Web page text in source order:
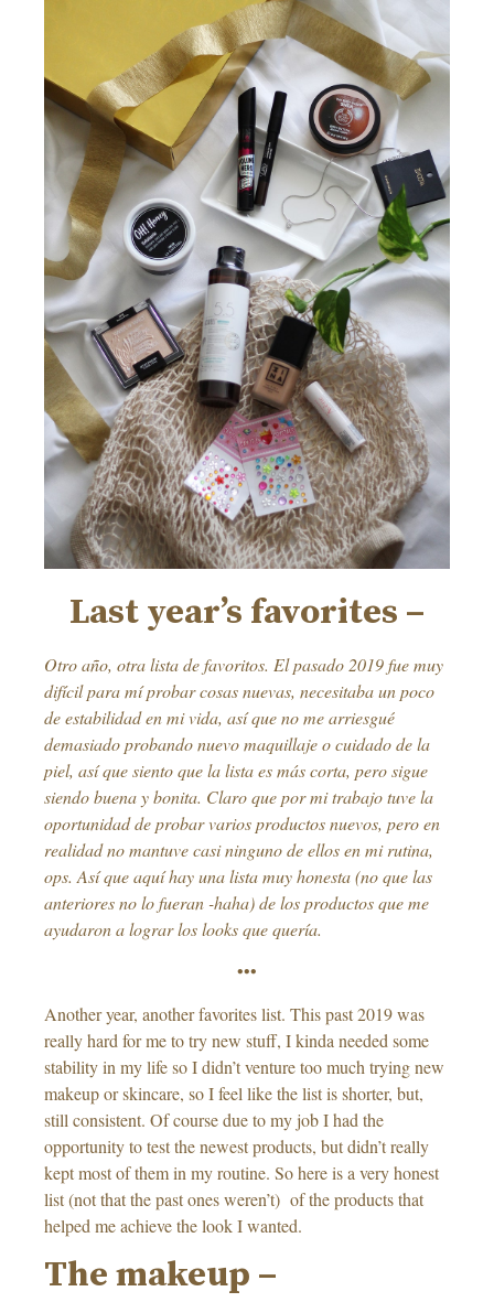
Last year’s favorites –
Otro año, otra lista de favoritos. El pasado 2019 fue muy
difícil para mí probar cosas nuevas, necesitaba un poco
de estabilidad en mi vida, así que no me arriesgué
demasiado probando nuevo maquillaje o cuidado de la
piel, así que siento que la lista es más corta, pero sigue
siendo buena y bonita. Claro que por mi trabajo tuve la
oportunidad de probar varios productos nuevos, pero en
realidad no mantuve casi ninguno de ellos en mi rutina,
ops. Así que aquí hay una lista muy honesta (no que las
anteriores no lo fueran -haha) de los productos que me
ayudaron a lograr los looks que quería.
•••
Another year, another favorites list. This past 2019 was
really hard for me to try new stuff, I kinda needed some
stability in my life so I didn’t venture too much trying new
makeup or skincare, so I feel like the list is shorter, but,
still consistent. Of course due to my job I had the
opportunity to test the newest products, but didn’t really
kept most of them in my routine. So here is a very honest
list (not that the past ones weren’t) of the products that
helped me achieve the look I wanted.
The makeup –